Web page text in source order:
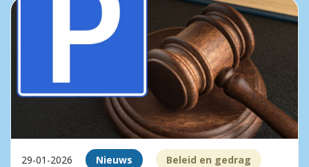
29-01-2026 Nieuws Beleid en gedrag